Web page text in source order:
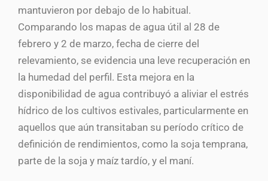
mantuvieron por debajo de lo habitual.
Comparando los mapas de agua útil al 28 de
febrero y 2 de marzo, fecha de cierre del
relevamiento, se evidencia una leve recuperación en
la humedad del perfil. Esta mejora en la
disponibilidad de agua contribuyó a aliviar el estrés
hídrico de los cultivos estivales, particularmente en
aquellos que aún transitaban su período crítico de
definición de rendimientos, como la soja temprana,
parte de la soja y maíz tardío, y el maní.